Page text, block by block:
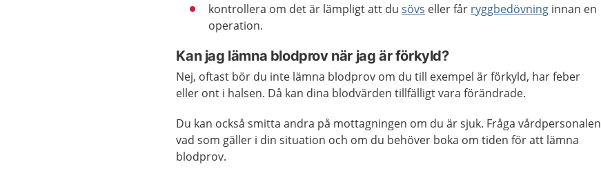
kontrollera om det är lämpligt att dusövs eller får ryggbedövning innan en
operation.
Kan jag lämna blodprov när jag är förkyld?
Nej, oftast bör du inte lämna blodprov om du till exempel är förkyld, har feber
eller ont i halsen. Då kan dina blodvärden tillfälligt vara förändrade.
Du kan också smitta andra på mottagningen om du är sjuk. Fråga vårdpersonalen
vad som gäller i din situation och om du behöver boka om tiden för att lämna
blodprov.